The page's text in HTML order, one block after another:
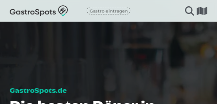
Gastro eintragen